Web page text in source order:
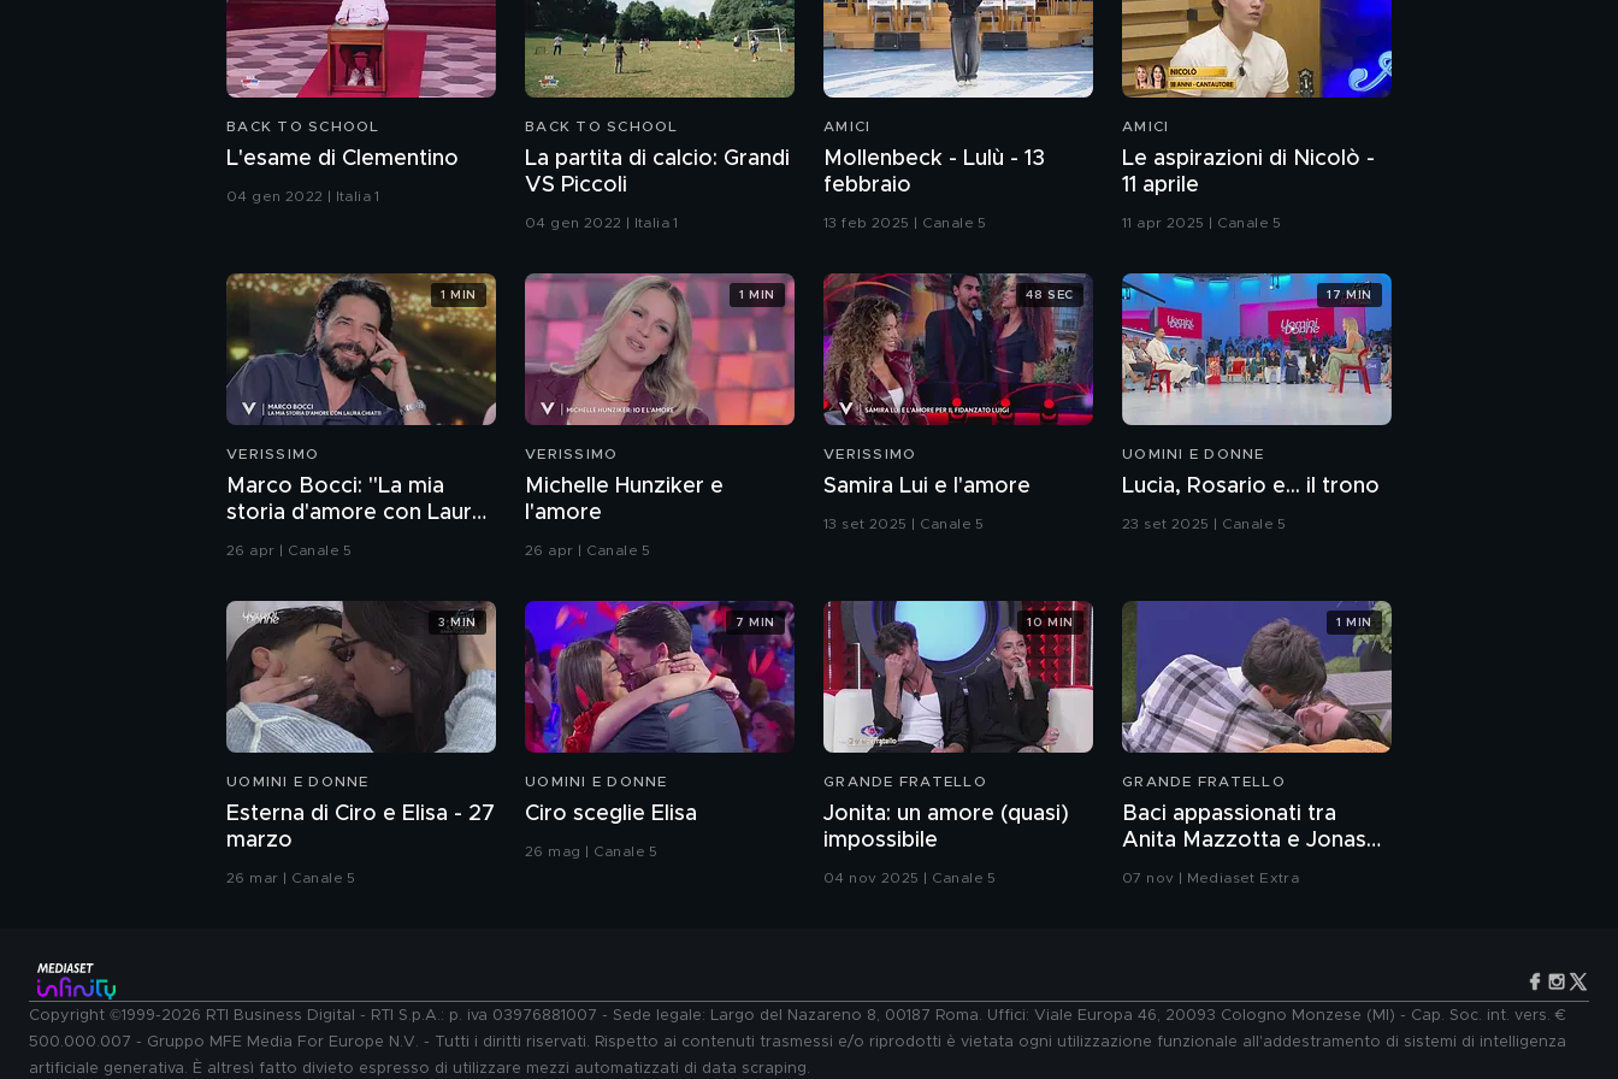
BACK TO SCHOOL
L'esame di Clementino
04 gen 2022 | Italia 1
BACK TO SCHOOL
La partita di calcio: Grandi
VS Piccoli
04 gen 2022 | Italia 1
AMICI
Mollenbeck - Lulù - 13
febbraio
13 feb 2025 | Canale 5
AMICI
Le aspirazioni di Nicolò -
11 aprile
11 apr 2025 | Canale 5
VERISSIMO
Marco Bocci: "La mia
storia d'amore con Laura
Chiatti"
26 apr | Canale 5
1 MIN
VERISSIMO
Michelle Hunziker e
l'amore
26 apr | Canale 5
1 MIN
VERISSIMO
Samira Lui e l'amore
13 set 2025 | Canale 5
48 SEC
UOMINI E DONNE
Lucia, Rosario e... il trono
23 set 2025 | Canale 5
17 MIN
UOMINI E DONNE
Esterna di Ciro e Elisa - 27
marzo
26 mar | Canale 5
3 MIN
UOMINI E DONNE
Ciro sceglie Elisa
26 mag | Canale 5
7 MIN
GRANDE FRATELLO
Jonita: un amore (quasi)
impossibile
04 nov 2025 | Canale 5
10 MIN
GRANDE FRATELLO
Baci appassionati tra
Anita Mazzotta e Jonas
07 nov | Mediaset Extra
1 MIN
Copyright ©1999-2026 RTI Business Digital - RTI S.p.A.: p. iva 03976881007 - Sede legale: Largo del Nazareno 8, 00187 Roma. Uffici: Viale Europa 46, 20093 Cologno Monzese (MI) - Cap. Soc. int. vers. €
500.000.007 - Gruppo MFE Media For Europe N.V. - Tutti i diritti riservati. Rispetto ai contenuti trasmessi e/o riprodotti è vietata ogni utilizzazione funzionale all'addestramento di sistemi di intelligenza
artificiale generativa. È altresì fatto divieto espresso di utilizzare mezzi automatizzati di data scraping.